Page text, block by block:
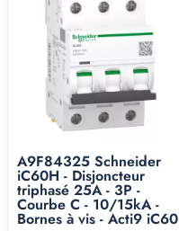
A9F84325 Schneider
iC60H - Disjoncteur
triphasé 25A - 3P -
Courbe C - 10/15kA -
Bornes à vis - Acti9 iC60